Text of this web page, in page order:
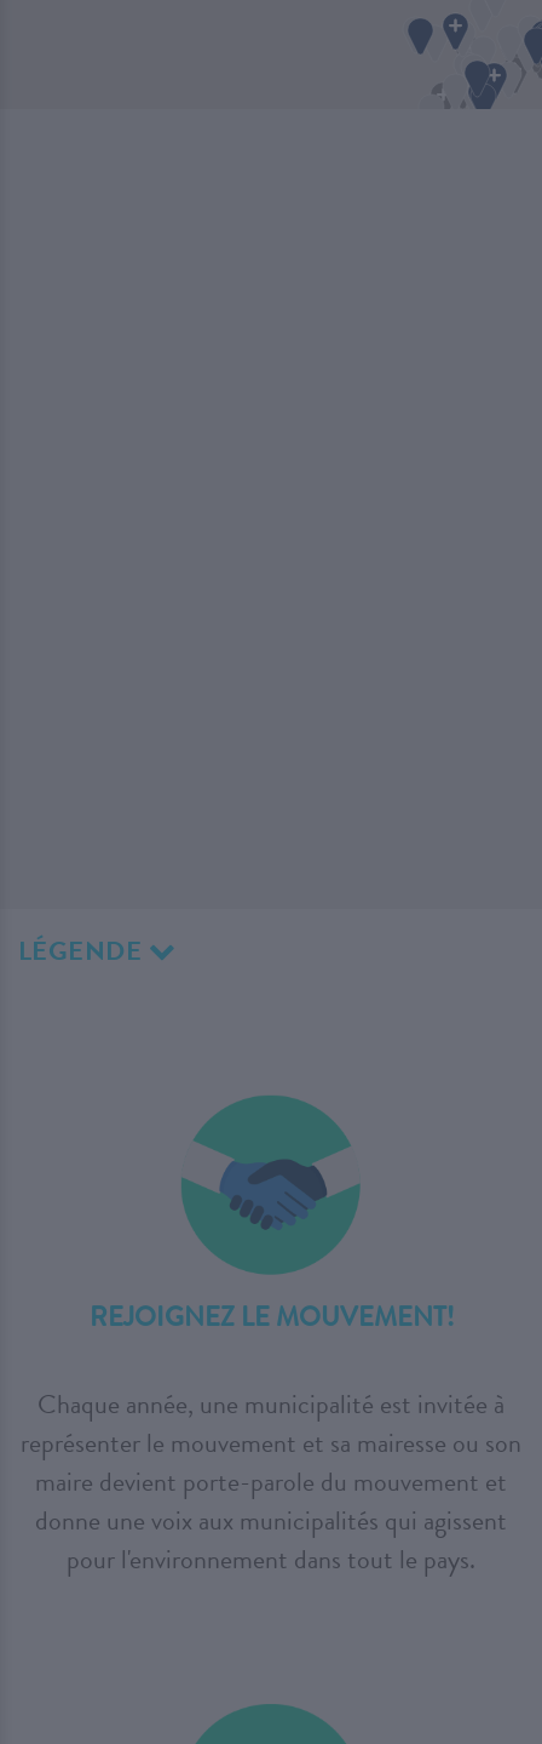
LÉGENDE
REJOIGNEZ LE MOUVEMENT!
Chaque année, une municipalité est invitée à
représenter le mouvement et sa mairesse ou son
maire devient porte-parole du mouvement et
donne une voix aux municipalités qui agissent
pour l'environnement dans tout le pays.